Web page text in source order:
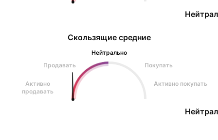
Скользящие средние
Нейтрально
Продавать
Покупать
Активно
продавать
Активно покупать